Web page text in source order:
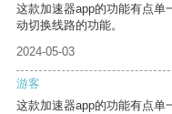
这款加速器app的功能有点单
动切换线路的功能。
2024-05-03
游客
这款加速器app的功能有点单